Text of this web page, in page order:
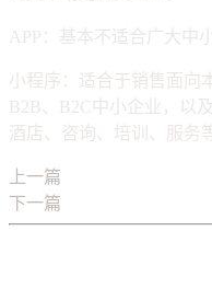
APP：基本不适合广大中
小程序：适合于销售面向
B2B、B2C中小企业，以
酒店、咨询、培训、服务
上一篇
下一篇